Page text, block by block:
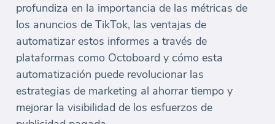
profundiza en la importancia de las métricas de
los anuncios de TikTok, las ventajas de
automatizar estos informes a través de
plataformas como Octoboard y cómo esta
automatización puede revolucionar las
estrategias de marketing al ahorrar tiempo y
mejorar la visibilidad de los esfuerzos de